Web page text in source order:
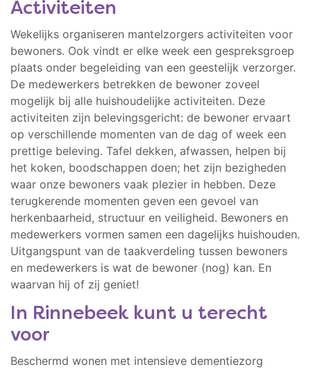
Activiteiten
Wekelijks organiseren mantelzorgers activiteiten voor
bewoners. Ook vindt er elke week een gespreksgroep
plaats onder begeleiding van een geestelijk verzorger.
De medewerkers betrekken de bewoner zoveel
mogelijk bij alle huishoudelijke activiteiten. Deze
activiteiten zijn belevingsgericht: de bewoner ervaart
op verschillende momenten van de dag of week een
prettige beleving. Tafel dekken, afwassen, helpen bij
het koken, boodschappen doen; het zijn bezigheden
waar onze bewoners vaak plezier in hebben. Deze
terugkerende momenten geven een gevoel van
herkenbaarheid, structuur en veiligheid. Bewoners en
medewerkers vormen samen een dagelijks huishouden.
Uitgangspunt van de taakverdeling tussen bewoners
en medewerkers is wat de bewoner (nog) kan. En
waarvan hij of zij geniet!
In Rinnebeek kunt u terecht
voor
Beschermd wonen met intensieve dementiezorg